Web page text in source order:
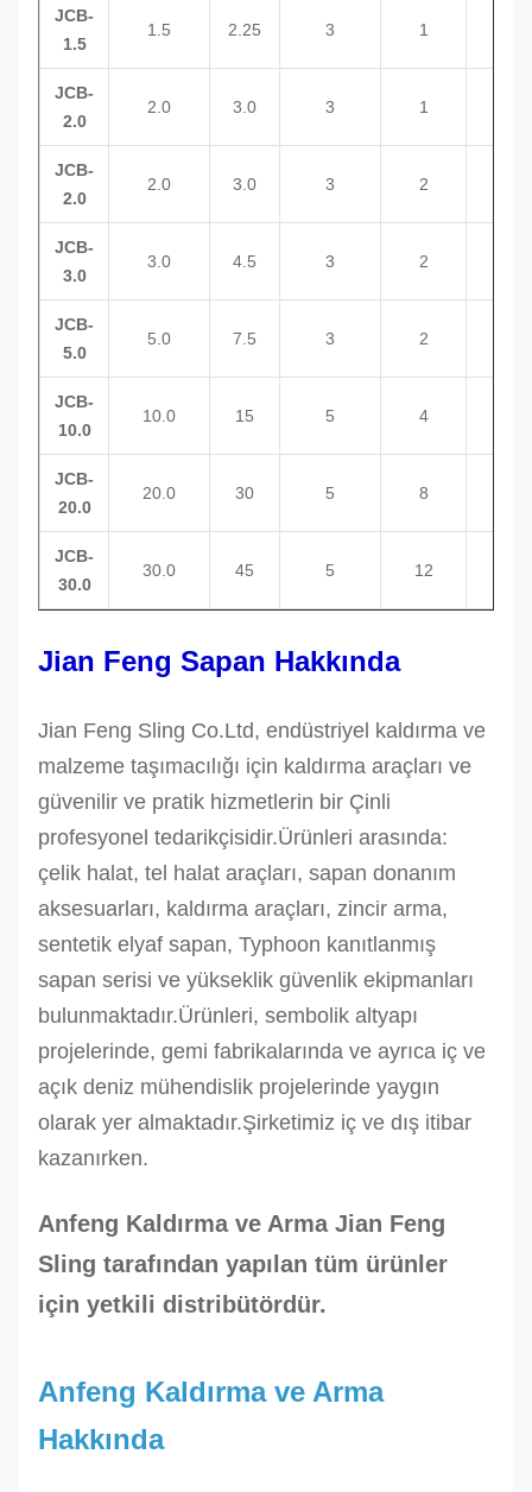
JCB-
1.5
1.5 2.25 3 1
JCB-
2.0
2.0 3.0 3 1
JCB-
2.0
2.0 3.0 3 2
JCB-
3.0
3.0 4.5 3 2
JCB-
5.0
5.0 7.5 3 2
JCB-
10.0
10.0 15 5 4
JCB-
20.0
20.0 30 5 8
JCB-
30.0
30.0 45 5 12
Jian Feng Sapan Hakkında
Jian Feng Sling Co.Ltd, endüstriyel kaldırma ve
malzeme taşımacılığı için kaldırma araçları ve
güvenilir ve pratik hizmetlerin bir Çinli
profesyonel tedarikçisidir.Ürünleri arasında:
çelik halat, tel halat araçları, sapan donanım
aksesuarları, kaldırma araçları, zincir arma,
sentetik elyaf sapan, Typhoon kanıtlanmış
sapan serisi ve yükseklik güvenlik ekipmanları
bulunmaktadır.Ürünleri, sembolik altyapı
projelerinde, gemi fabrikalarında ve ayrıca iç ve
açık deniz mühendislik projelerinde yaygın
olarak yer almaktadır.Şirketimiz iç ve dış itibar
kazanırken.
Anfeng Kaldırma ve Arma Jian Feng
Sling tarafından yapılan tüm ürünler
için yetkili distribütördür.
Anfeng Kaldırma ve Arma
Hakkında